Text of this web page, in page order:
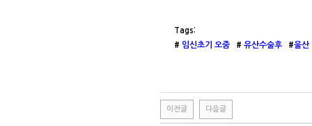
Tags:
# 임신초기 오줌 # 유산수술후 #울산
이전글 다음글